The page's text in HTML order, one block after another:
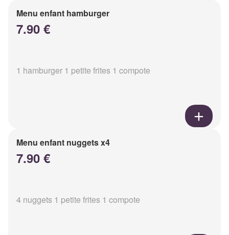
Menu enfant hamburger
7.90 €
1 hamburger 1 petite frites 1 compote
Menu enfant nuggets x4
7.90 €
4 nuggets 1 petite frites 1 compote